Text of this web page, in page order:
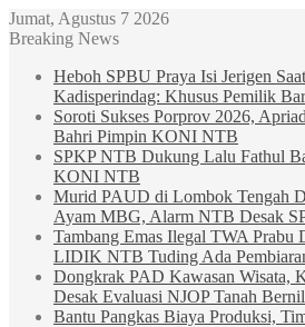
Jumat, Agustus 7 2026
Breaking News
Heboh SPBU Praya Isi Jerigen
Kadisperindag: Khusus Pemilik
Soroti Sukses Porprov 2026,
Bahri Pimpin KONI NTB
SPKP NTB Dukung Lalu Fathul
KONI NTB
Murid PAUD di Lombok Tengah
Ayam MBG, Alarm NTB Desak
Tambang Emas Ilegal TWA Prabu
LIDIK NTB Tuding Ada
Dongkrak PAD Kawasan Wisata,
Desak Evaluasi NJOP Tanah
Bantu Pangkas Biaya Produksi,